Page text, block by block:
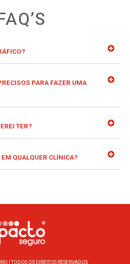
PARA FAZER UMA
TER?
QUALQUER CLÍNICA?
| TODOS OS DIREITOS RESERVADOS